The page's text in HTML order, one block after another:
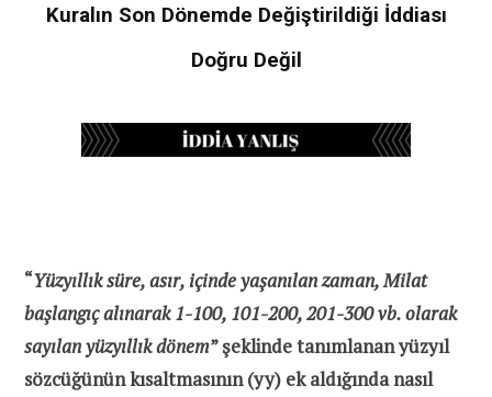
Kuralın Son Dönemde Değiştirildiği İddiası
Doğru Değil
“Yüzyıllık süre, asır, içinde yaşanılan zaman, Milat
başlangıç alınarak 1-100, 101-200, 201-300 vb. olarak
sayılan yüzyıllık dönem” şeklinde tanımlanan yüzyıl
sözcüğünün kısaltmasının (yy) ek aldığında nasıl